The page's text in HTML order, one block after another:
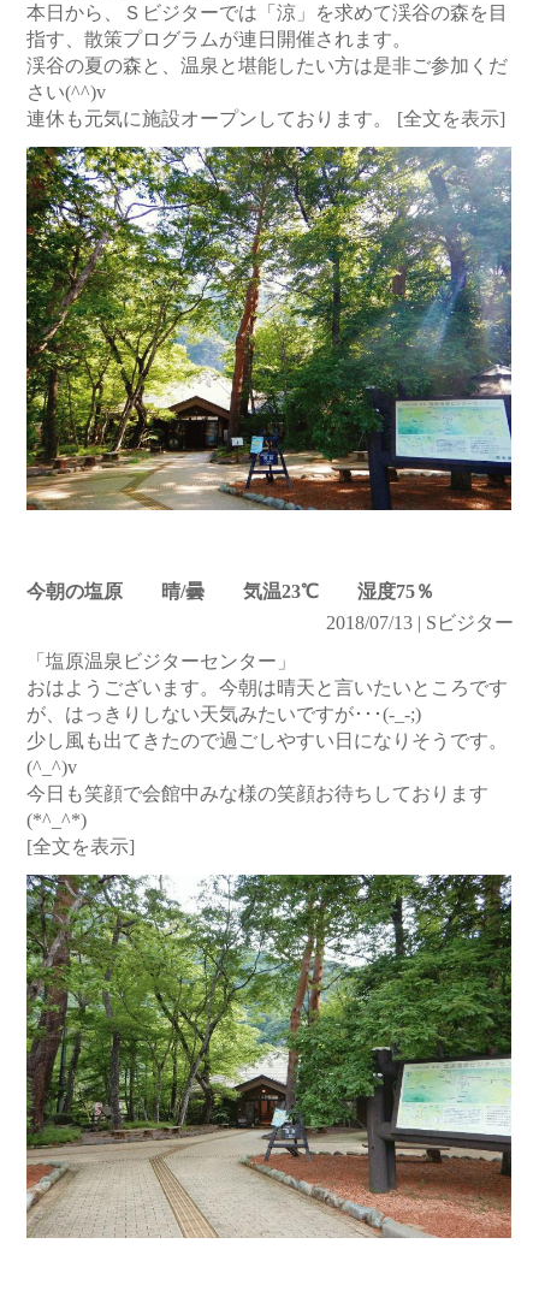
本日から、Ｓビジターでは「涼」を求めて渓谷の森を目
指す、散策プログラムが連日開催されます。
渓谷の夏の森と、温泉と堪能したい方は是非ご参加くだ
さい(^^)v
連休も元気に施設オープンしております。 [全文を表示]
今朝の塩原 晴/曇 気温23℃ 湿度75％
2018/07/13 | Sビジター
「塩原温泉ビジターセンター」
おはようございます。今朝は晴天と言いたいところです
が、はっきりしない天気みたいですが･･･(-_-;)
少し風も出てきたので過ごしやすい日になりそうです。
(^_^)v
今日も笑顔で会館中みな様の笑顔お待ちしております
(*^_^*)
[全文を表示]